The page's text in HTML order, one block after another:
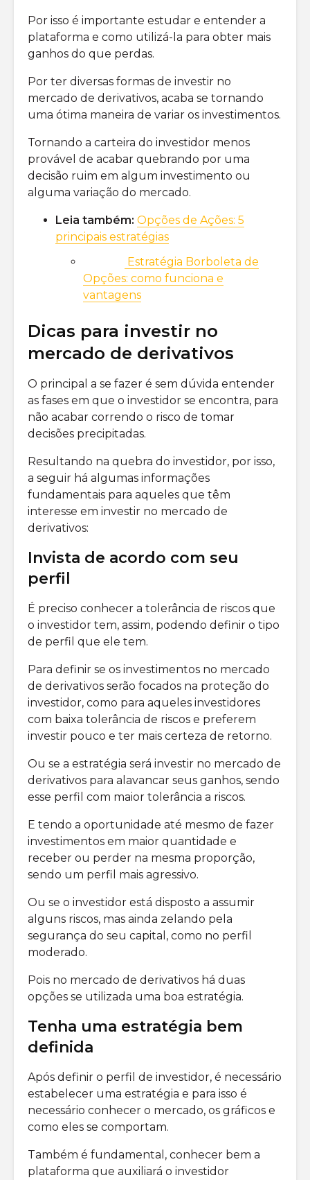
Por isso é importante estudar e entender a
plataforma e como utilizá-la para obter mais
ganhos do que perdas.
Por ter diversas formas de investir no
mercado de derivativos, acaba se tornando
uma ótima maneira de variar os investimentos.
Tornando a carteira do investidor menos
provável de acabar quebrando por uma
decisão ruim em algum investimento ou
alguma variação do mercado.
Leia também: Opções de Ações: 5
principais estratégias
Estratégia Borboleta de
Opções: como funciona e
vantagens
Dicas para investir no
mercado de derivativos
O principal a se fazer é sem dúvida entender
as fases em que o investidor se encontra, para
não acabar correndo o risco de tomar
decisões precipitadas.
Resultando na quebra do investidor, por isso,
a seguir há algumas informações
fundamentais para aqueles que têm
interesse em investir no mercado de
derivativos:
Invista de acordo com seu
perfil
É preciso conhecer a tolerância de riscos que
o investidor tem, assim, podendo definir o tipo
de perfil que ele tem.
Para definir se os investimentos no mercado
de derivativos serão focados na proteção do
investidor, como para aqueles investidores
com baixa tolerância de riscos e preferem
investir pouco e ter mais certeza de retorno.
Ou se a estratégia será investir no mercado de
derivativos para alavancar seus ganhos, sendo
esse perfil com maior tolerância a riscos.
E tendo a oportunidade até mesmo de fazer
investimentos em maior quantidade e
receber ou perder na mesma proporção,
sendo um perfil mais agressivo.
Ou se o investidor está disposto a assumir
alguns riscos, mas ainda zelando pela
segurança do seu capital, como no perfil
moderado.
Pois no mercado de derivativos há duas
opções se utilizada uma boa estratégia.
Tenha uma estratégia bem
definida
Após definir o perfil de investidor, é necessário
estabelecer uma estratégia e para isso é
necessário conhecer o mercado, os gráficos e
como eles se comportam.
Também é fundamental, conhecer bem a
plataforma que auxiliará o investidor